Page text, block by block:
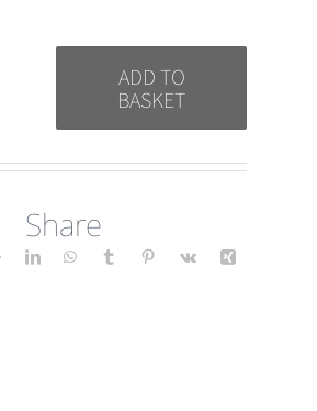
ADD TO
BASKET
Share